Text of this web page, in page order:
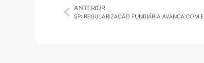
ANTERIOR
SP: REGULARIZAÇÃO FUNDIÁRIA AVANÇA COM